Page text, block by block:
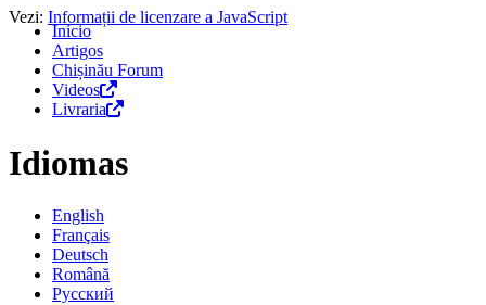
Vezi: Informații de licenzare a JavaScript
Início
Artigos
Chișinău Forum
Videos
Livraria
Idiomas
English
Français
Deutsch
Română
Русский